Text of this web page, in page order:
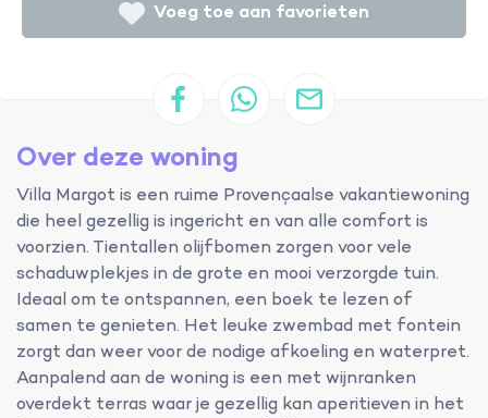
Voeg toe aan favorieten
Over deze woning
Villa Margot is een ruime Provençaalse vakantiewoning
die heel gezellig is ingericht en van alle comfort is
voorzien. Tientallen olijfbomen zorgen voor vele
schaduwplekjes in de grote en mooi verzorgde tuin.
Ideaal om te ontspannen, een boek te lezen of
samen te genieten. Het leuke zwembad met fontein
zorgt dan weer voor de nodige afkoeling en waterpret.
Aanpalend aan de woning is een met wijnranken
overdekt terras waar je gezellig kan aperitieven in het